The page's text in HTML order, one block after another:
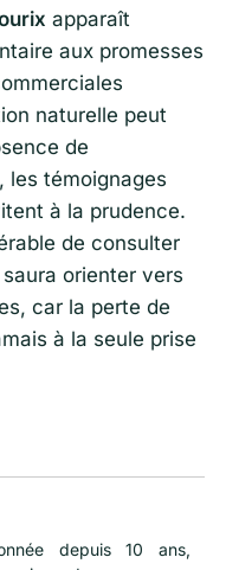
apparaît
aux promesses
naturelle peut
de
les témoignages
à la prudence.
de consulter
orienter vers
car la perte de
à la seule prise
depuis 10 ans,